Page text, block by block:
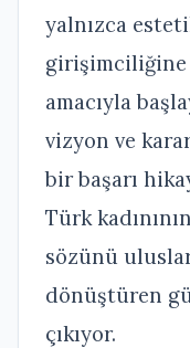
yalnızca
girişimciliğine
amacıyla
vizyon ve
bir başarı
Türk
sözünü
dönüştüren
çıkıyor.